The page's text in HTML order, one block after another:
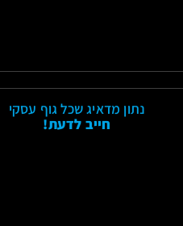
נתון מדאיג שכל גוף עסקי
חייב לדעת!